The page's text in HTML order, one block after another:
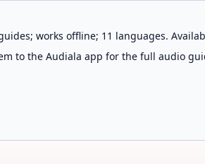
works offline; 11 languages.
to the Audiala app for the full audio